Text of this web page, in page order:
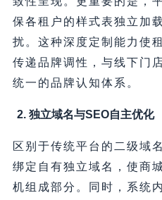
保各租户的样式表独立加
扰。这种深度定制能力使
传递品牌调性，与线下门
统一的品牌认知体系。
2. 独立域名与SEO自主优化
区别于传统平台的二级域
绑定自有独立域名，使商
机组成部分。同时，系统